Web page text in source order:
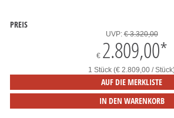
PREIS
UVP:€ 3.320,00
€ 2.809,00*
1 Stück (€ 2.809,00 /
AUF DIE MERKLISTE
IN DEN WARENKORB